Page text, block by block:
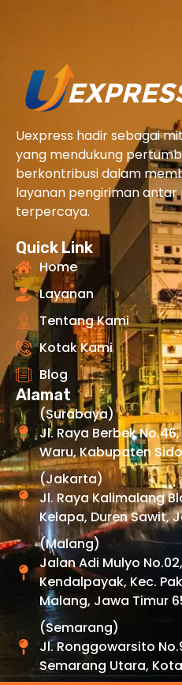
Uexpress hadir sebagai
yang mendukung
berkontribusi dalam
layanan pengiriman antar
terpercaya.
Quick Link
Home
Layanan
Tentang Kami
Kotak Kami
Blog
Alamat
(Surabaya)
Jl. Raya Berbek
Waru, Kabupaten
(Jakarta)
Jl. Raya Kalimalang
Kelapa, Duren Sawit,
(Malang)
Jalan Adi Mulyo
Kendalpayak, Kec.
Malang, Jawa Timur
(Semarang)
Jl. Ronggowarsito
Semarang Utara,